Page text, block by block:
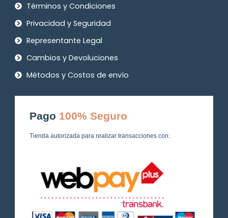
Términos y Condiciones
Privacidad y Seguridad
Representante Legal
Cambios y Devoluciones
Métodos y Costos de envío
Pago 100% Seguro
Tienda autorizada para realizar transacciones con: